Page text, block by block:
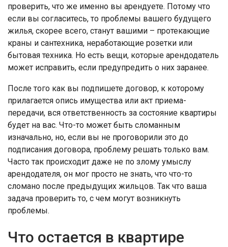
проверить, что же именно вы арендуете. Потому что
если вы согласитесь, то проблемы вашего будущего
жилья, скорее всего, станут вашими – протекающие
краны и сантехника, неработающие розетки или
бытовая техника. Но есть вещи, которые арендодатель
может исправить, если предупредить о них заранее.
После того как вы подпишете договор, к которому
прилагается опись имущества или акт приема-
передачи, вся ответственность за состояние квартиры
будет на вас. Что-то может быть сломанным
изначально, но, если вы не проговорили это до
подписания договора, проблему решать только вам.
Часто так происходит даже не по злому умыслу
арендодателя, он мог просто не знать, что что-то
сломано после предыдущих жильцов. Так что ваша
задача проверить то, с чем могут возникнуть
проблемы.
Что остается в квартире